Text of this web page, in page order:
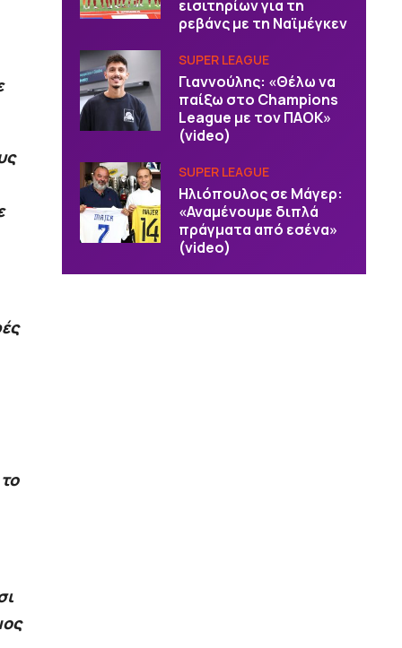
εισιτηρίων για τη
ρεβάνς με τη Ναϊμέγκεν
SUPER LEAGUE
Γιαννούλης: «Θέλω να
παίξω στο Champions
League με τον ΠΑΟΚ»
(video)
SUPER LEAGUE
Ηλιόπουλος σε Μάγερ:
«Αναμένουμε διπλά
πράγματα από εσένα»
(video)